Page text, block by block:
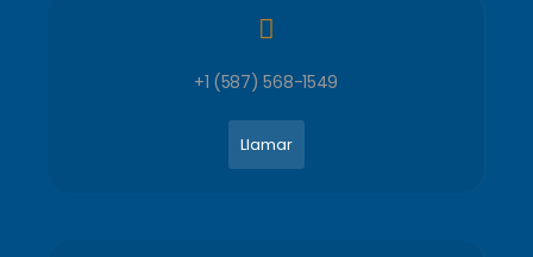
+1 (587) 568-1549
Llamar